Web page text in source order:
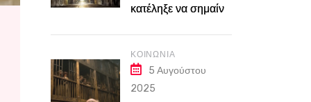
κατέληξε να σημαίνει
ΚΟΙΝΩΝΊΑ
5 Αυγούστου
2025